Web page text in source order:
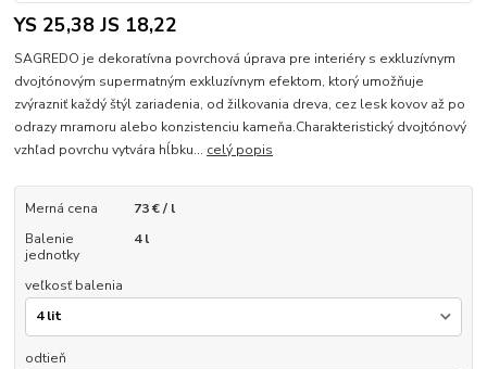
YS 25,38 JS 18,22
SAGREDO je dekoratívna povrchová úprava pre interiéry s exkluzívnym
dvojtónovým supermatným exkluzívnym efektom, ktorý umožňuje
zvýrazniť každý štýl zariadenia, od žilkovania dreva, cez lesk kovov až po
odrazy mramoru alebo konzistenciu kameňa.Charakteristický dvojtónový
vzhľad povrchu vytvára hĺbku... celý popis
Merná cena
73 € / l
Balenie
jednotky
4 l
veľkosť balenia
odtieň